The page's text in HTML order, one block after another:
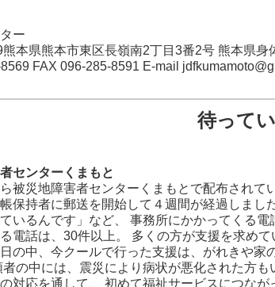
ー
熊本県熊本市東区長嶺南2丁目3番2号 熊本県
FAX 096-285-8591 E-mail
待って
センターくまもと
被災地障害者センターくまもとで配布されて
保持者に郵送を開始して４週間が経過しまし
いるんです」など、 事務所にかかってくる
電話は、30件以上。 多くの方が支援を求めて
の中、今クールで行った支援は、がれきや家
者の中には、震災により病状が悪化された方
対応を通して、 初めて福祉サービスにつな